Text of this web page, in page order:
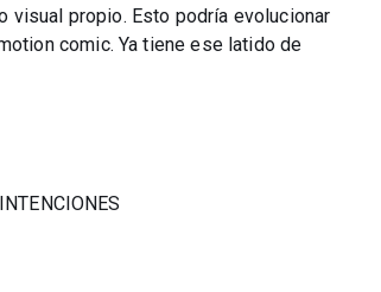
visual propio. Esto podría evolucionar
comic. Ya tiene ese latido de